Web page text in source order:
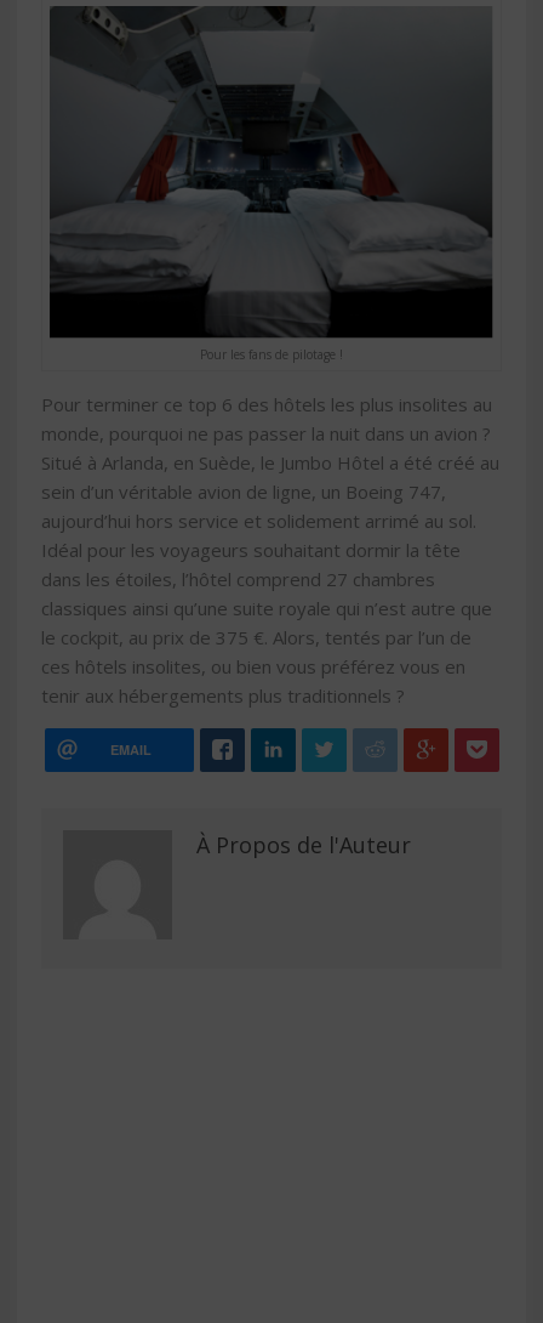
Pour les fans de pilotage !
Pour terminer ce top 6 des hôtels les plus insolites au
monde, pourquoi ne pas passer la nuit dans un avion ?
Situé à Arlanda, en Suède, le Jumbo Hôtel a été créé au
sein d’un véritable avion de ligne, un Boeing 747,
aujourd’hui hors service et solidement arrimé au sol.
Idéal pour les voyageurs souhaitant dormir la tête
dans les étoiles, l’hôtel comprend 27 chambres
classiques ainsi qu’une suite royale qui n’est autre que
le cockpit, au prix de 375 €. Alors, tentés par l’un de
ces hôtels insolites, ou bien vous préférez vous en
tenir aux hébergements plus traditionnels ?
EMAIL
À Propos de l'Auteur